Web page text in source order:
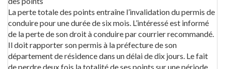
La perte totale des points entraîne l’invalidation du permis de
conduire pour une durée de six mois. L’intéressé est informé
de la perte de son droit à conduire par courrier recommandé.
Il doit rapporter son permis à la préfecture de son
département de résidence dans un délai de dix jours. Le fait
de perdre deux fois la totalité de ses points sur une période